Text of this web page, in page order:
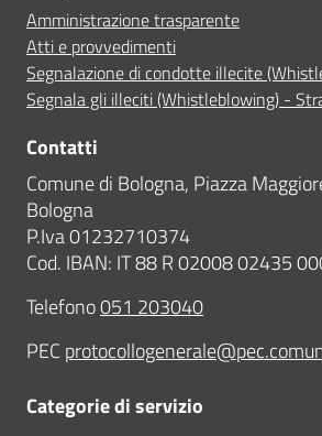
Amministrazione trasparente
Atti e provvedimenti
Segnalazione di condotte illecite
Segnala gli illeciti (Whistleblowing) -
Contatti
Comune di Bologna, Piazza
Bologna
P.Iva 01232710374
Cod. IBAN: IT 88 R 02008 02435
Telefono051 203040
PEC
Categorie di servizio